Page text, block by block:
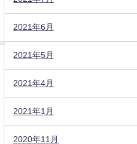
2021年6月
2021年5月
2021年4月
2021年1月
2020年11月